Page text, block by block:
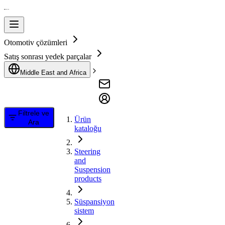
Otomotiv çözümleri
Satış sonrası yedek parçalar
Middle East and Africa
Filtrele ve
Ara
Ürün
kataloğu
Steering
and
Suspension
products
Süspansiyon
sistem